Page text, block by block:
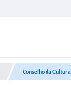
Conselho da Cultura